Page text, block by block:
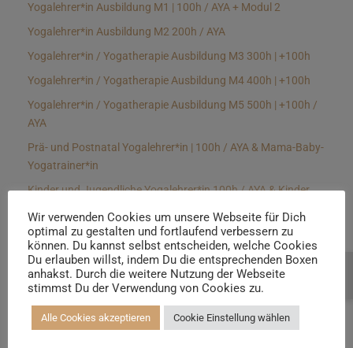
Yogalehrer*in Ausbildung M1 | 100h / AYA + Modul 2
Yogalehrer*in Ausbildung M2 200h / AYA
Yogalehrer*in / Yogatherapie Ausbildung M3 300h | +100h
Yogalehrer*in / Yogatherapie Ausbildung M4 400h | +100h
Yogalehrer*in / Yogatherapie Ausbildung M5 500h | +100h /
AYA
Prä- und Postnatal Yogalehrer*in | 100h / AYA & Mama-Baby-
Yogatrainer*in
Kinder und Jugendliche Yogalehrer*in 100h / AYA & Kinder
Yin Yogalehrer*in | 100 h & Faszientrainer*in
Hormon Yogalehrer*in / Yogatherapeut*in &
Stressmanagementtrainer*in | 70h
Longevitytrainer*in
Wir verwenden Cookies um unsere Webseite für Dich
optimal zu gestalten und fortlaufend verbessern zu
können. Du kannst selbst entscheiden, welche Cookies
Du erlauben willst, indem Du die entsprechenden Boxen
anhakst. Durch die weitere Nutzung der Webseite
stimmst Du der Verwendung von Cookies zu.
Alle Cookies akzeptieren Cookie Einstellung wählen
Beratung buchen